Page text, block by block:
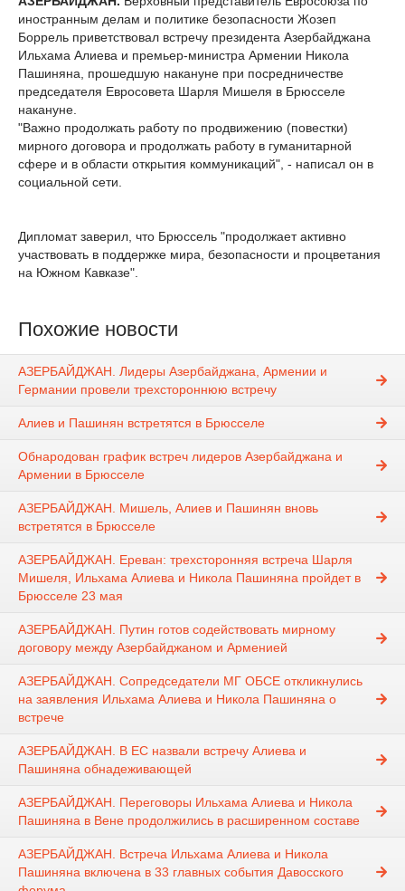
иностранным делам и политике безопасности Жозеп
Боррель приветствовал встречу президента Азербайджана
Ильхама Алиева и премьер-министра Армении Никола
Пашиняна, прошедшую накануне при посредничестве
председателя Евросовета Шарля Мишеля в Брюсселе
накануне.
"Важно продолжать работу по продвижению (повестки)
мирного договора и продолжать работу в гуманитарной
сфере и в области открытия коммуникаций", - написал он в
социальной сети.
Дипломат заверил, что Брюссель "продолжает активно
участвовать в поддержке мира, безопасности и процветания
на Южном Кавказе".
Похожие новости
АЗЕРБАЙДЖАН. Лидеры Азербайджана, Армении и
Германии провели трехстороннюю встречу
Алиев и Пашинян встретятся в Брюсселе
Обнародован график встреч лидеров Азербайджана и
Армении в Брюсселе
АЗЕРБАЙДЖАН. Мишель, Алиев и Пашинян вновь
встретятся в Брюсселе
АЗЕРБАЙДЖАН. Ереван: трехсторонняя встреча Шарля
Мишеля, Ильхама Алиева и Никола Пашиняна пройдет в
Брюсселе 23 мая
АЗЕРБАЙДЖАН. Путин готов содействовать мирному
договору между Азербайджаном и Арменией
АЗЕРБАЙДЖАН. Сопредседатели МГ ОБСЕ откликнулись
на заявления Ильхама Алиева и Никола Пашиняна о
встрече
АЗЕРБАЙДЖАН. В ЕС назвали встречу Алиева и
Пашиняна обнадеживающей
АЗЕРБАЙДЖАН. Переговоры Ильхама Алиева и Никола
Пашиняна в Вене продолжились в расширенном составе
АЗЕРБАЙДЖАН. Встреча Ильхама Алиева и Никола
Пашиняна включена в 33 главных события Давосского